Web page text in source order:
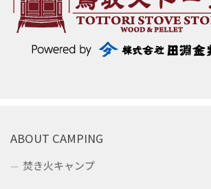
ABOUT CAMPING
焚き火キャンプ